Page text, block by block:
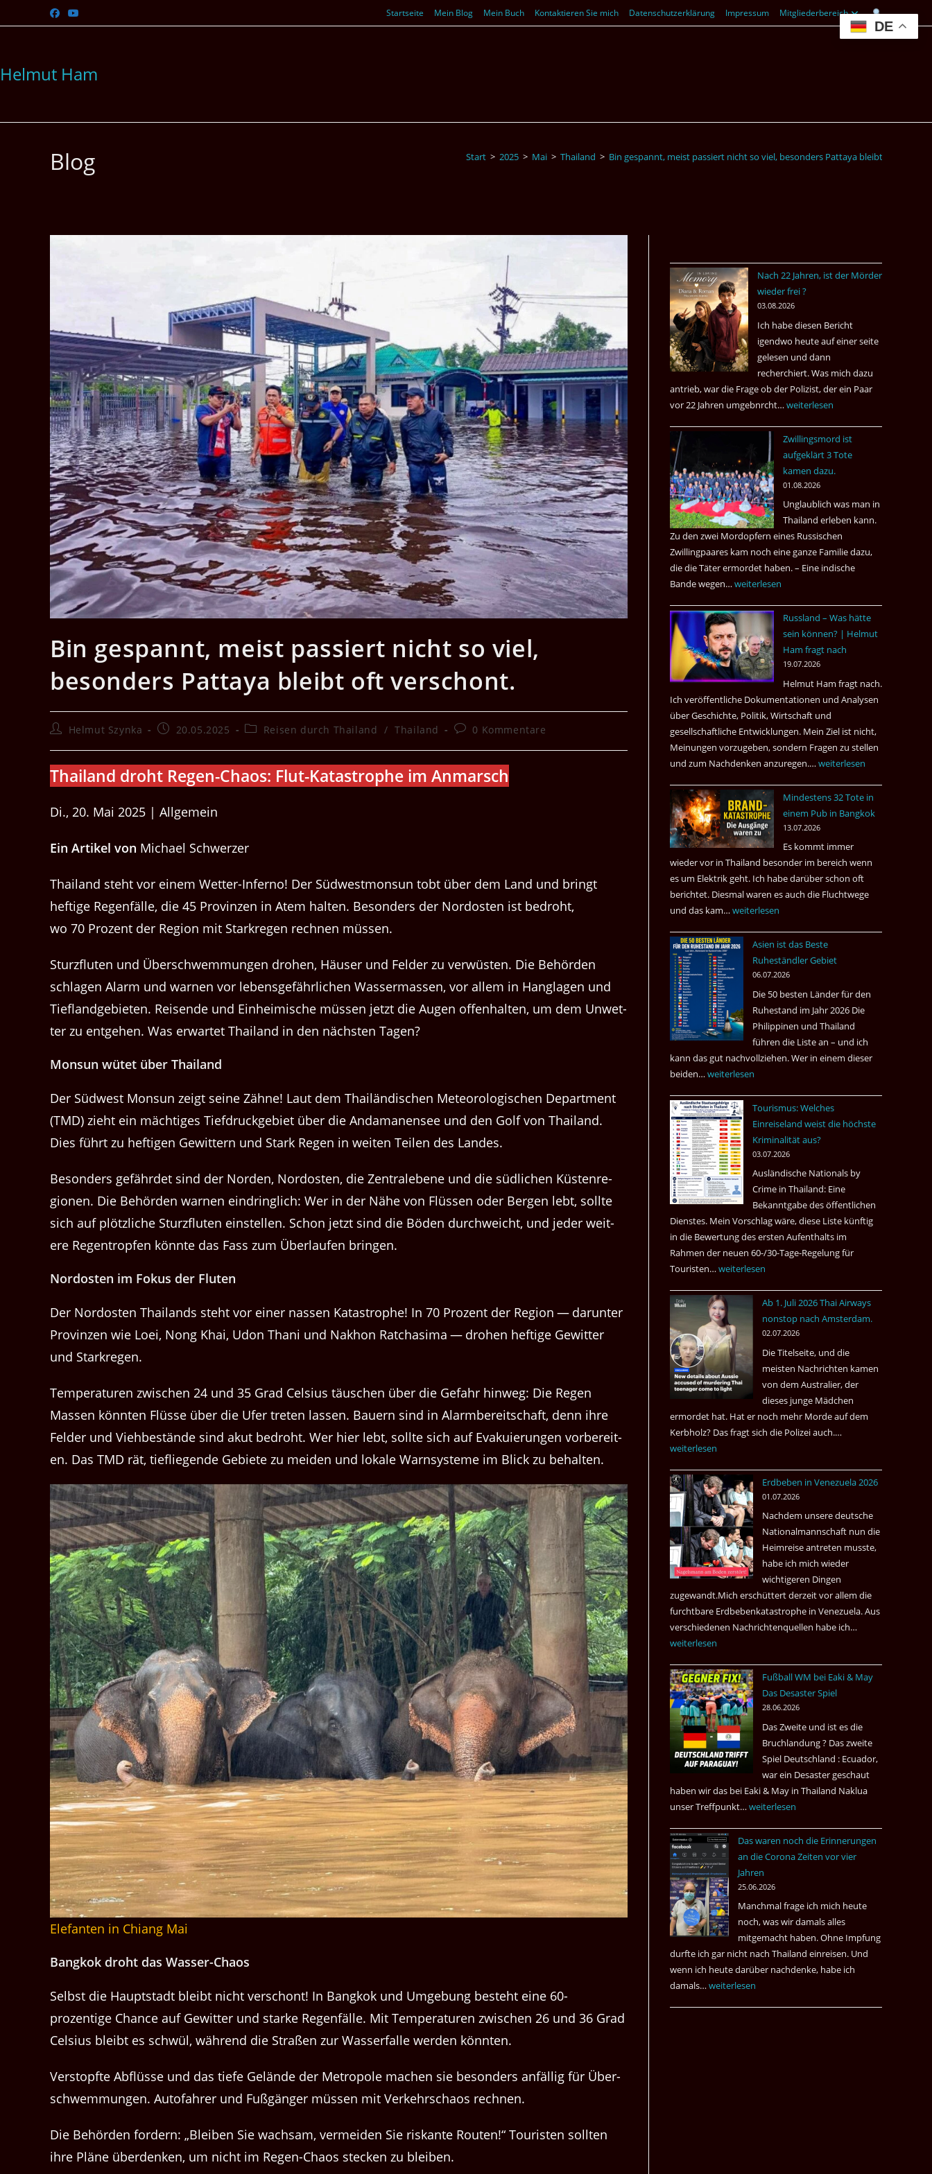
Inhalt
Startseite Mein Blog Mein Buch Kontaktieren Sie mich Datenschutzerklärung Impressum Mitgliederbereich
Helmut Ham
Blog Start > 2025 > Mai > Thailand > Bin gespannt, meist passiert nicht so viel, besonders Pattaya bleibt oft
Bin gespannt, meist passiert nicht so viel,
besonders Pattaya bleibt oft verschont.
Beitrags-
Helmut Szynka
Beitrag20.05.2025
Beitrags-
Reisen durch Thailand / Thailand
Beitrags-
0 Kommentare
Thai­land dro­ht Regen-Chaos: Flut-Katas­tro­phe im Anmarsch
Di., 20. Mai 2025 | Allgemein
Ein Artikel von Michael Schwerzer
Thai­land ste­ht vor einem Wet­ter-Infer­no! Der Süd­west­mon­sun tobt über dem Land und bringt
heftige Regen­fälle, die 45 Prov­inzen in Atem hal­ten. Beson­ders der Nor­dosten ist bedro­ht,
wo 70 Prozent der Region mit Starkre­gen rech­nen müssen.
Sturzfluten und Über­schwem­mungen dro­hen, Häuser und Felder zu ver­wüsten. Die Behör­den
schla­gen Alarm und war­nen vor lebens­ge­fährlichen Wasser­massen, vor allem in Hanglagen und
Tieflandge­bi­eten. Reisende und Ein­heimis­che müssen jet­zt die Augen offen­hal­ten, um dem Unwet­
ter zu ent­ge­hen. Was erwartet Thai­land in den näch­sten Tagen?
Mon­sun wütet über Thailand
Der Südwest Monsun zeigt seine Zähne! Laut dem Thailändis­chen Mete­o­rol­o­gis­chen Depart­ment
(TMD) zieht ein mächtiges Tief­druck­ge­bi­et über die Andama­nensee und den Golf von Thai­land.
Dies führt zu hefti­gen Gewit­tern und Stark Regen in weit­en Teilen des Landes.
Beson­ders gefährdet sind der Nor­den, Nor­dosten, die Zen­tralebene und die südlichen Küsten­re­
gio­nen. Die Behör­den war­nen ein­dringlich: Wer in der Nähe von Flüssen oder Bergen lebt, sollte
sich auf plöt­zliche Sturzfluten ein­stellen. Schon jet­zt sind die Böden durch­we­icht, und jed­er weit­
ere Regen­tropfen kön­nte das Fass zum Über­laufen bringen.
Nor­dosten im Fokus der Fluten
Der Nor­dosten Thai­lands ste­ht vor ein­er nassen Katas­tro­phe! In 70 Prozent der Region — darunter
Prov­inzen wie Loei, Nong Khai, Udon Thani und Nakhon Ratchasi­ma — dro­hen heftige Gewit­ter
und Starkregen.
Tem­per­a­turen zwis­chen 24 und 35 Grad Cel­sius täuschen über die Gefahr hin­weg: Die Regen
Massen kön­nten Flüsse über die Ufer treten lassen. Bauern sind in Alarm­bere­itschaft, denn ihre
Felder und Viehbestände sind akut bedro­ht. Wer hier lebt, sollte sich auf Evakuierun­gen vor­bere­it­
en. Das TMD rät, tiefliegende Gebi­ete zu mei­den und lokale Warn­sys­teme im Blick zu behalten.
Elefanten in Chiang Mai
Bangkok dro­ht das Wasser-Chaos
Selb­st die Haupt­stadt bleibt nicht ver­schont! In Bangkok und Umge­bung beste­ht eine 60-
prozentige Chance auf Gewit­ter und starke Regen­fälle. Mit Tem­per­a­turen zwis­chen 26 und 36 Grad
Cel­sius bleibt es schwül, während die Straßen zur Wasser­falle wer­den könnten.
Ver­stopfte Abflüsse und das tiefe Gelände der Metro­pole machen sie beson­ders anfäl­lig für Über­
schwem­mungen. Aut­o­fahrer und Fußgänger müssen mit Verkehrschaos rechnen.
Die Behör­den fordern: ​„Bleiben Sie wach­sam, ver­mei­den Sie riskante Routen!“ Touris­ten soll­ten
ihre Pläne über­denken, um nicht im Regen-Chaos steck­en zu bleiben.
Nach 22 Jahren, ist der Mörder
wieder frei ?
03.08.2026
Ich habe diesen Bericht
igendwo heute auf einer seite
gelesen und dann
recherchiert. Was mich dazu
antrieb, war die Frage ob der Polizist, der ein Paar
vor 22 Jahren umgebnrcht… Nach
Jahren,
ist
der
Mörder
wieder
frei
?
weiterlesen
Zwillingsmord ist
aufgeklärt 3 Tote
kamen dazu.
01.08.2026
Unglaublich was man in
Thailand erleben kann.
Zu den zwei Mordopfern eines Russischen
Zwillingpaares kam noch eine ganze Familie dazu,
die die Täter ermordet haben. – Eine indische
Bande wegen…Zwillingsmord
aufgeklärt
3
Tote
kamen
weiterlesen
Russland – Was hätte
sein können? | Helmut
Ham fragt nach
19.07.2026
Helmut Ham fragt nach.
Ich veröffentliche Dokumentationen und Analysen
über Geschichte, Politik, Wirtschaft und
gesellschaftliche Entwicklungen. Mein Ziel ist nicht,
Meinungen vorzugeben, sondern Fragen zu stellen
und zum Nachdenken anzuregen.… Russland
Was
hätte
sein
können?
|
Helmut
Ham
nach
weiterlesen
Mindestens 32 Tote in
einem Pub in Bangkok
13.07.2026
Es kommt immer
wieder vor in Thailand besonder im bereich wenn
es um Elektrik geht. Ich habe darüber schon oft
berichtet. Diesmal waren es auch die Fluchtwege
und das kam…Mindestens
Tote
einem
in
Bangkok
weiterlesen
Asien ist das Beste
Ruheständler Gebiet
06.07.2026
Die 50 besten Länder für den
Ruhestand im Jahr 2026 Die
Philippinen und Thailand
führen die Liste an – und ich
kann das gut nachvollziehen. Wer in einem dieser
beiden… Asien
das
Beste
Ruheständler
Gebiet
weiterlesen
Tourismus: Welches
Einreiseland weist die höchste
Kriminalität aus?
03.07.2026
Ausländische Nationals by
Crime in Thailand: Eine
Bekanntgabe des öffentlichen
Dienstes. Mein Vorschlag wäre, diese Liste künftig
in die Bewertung des ersten Aufenthalts im
Rahmen der neuen 60-/30-Tage-Regelung für
Touristen…Tourismus:
Einreiseland
weist
die
höchste
Kriminalität
aus?
weiterlesen
Ab 1. Juli 2026 Thai Airways
nonstop nach Amsterdam.
02.07.2026
Die Titelseite, und die
meisten Nachrichten kamen
von dem Australier, der
dieses junge Mädchen
ermordet hat. Hat er noch mehr Morde auf dem
Kerbholz? Das fragt sich die Polizei auch.…
Juli
2026
Airways
nonstop
nach
Amsterdam.
weiterlesen
Erdbeben in Venezuela 2026
01.07.2026
Nachdem unsere deutsche
Nationalmannschaft nun die
Heimreise antreten musste,
habe ich mich wieder
wichtigeren Dingen
zugewandt.Mich erschüttert derzeit vor allem die
furchtbare Erdbebenkatastrophe in Venezuela. Aus
verschiedenen Nachrichtenquellen habe ich…
Venezuela
2026
weiterlesen
Fußball WM bei Eaki & May
Das Desaster Spiel
28.06.2026
Das Zweite und ist es die
Bruchlandung ? Das zweite
Spiel Deutschland : Ecuador,
war ein Desaster geschaut
haben wir das bei Eaki & May in Thailand Naklua
unser Treffpunkt… Fußball
bei
Eaki
&
May
Das
Desaster
Spiel
weiterlesen
Das waren noch die Erinnerungen
an die Corona Zeiten vor vier
Jahren
25.06.2026
Manchmal frage ich mich heute
noch, was wir damals alles
mitgemacht haben. Ohne Impfung
durfte ich gar nicht nach Thailand einreisen. Und
wenn ich heute darüber nachdenke, habe ich
damals…Das
weiterlesen
DE